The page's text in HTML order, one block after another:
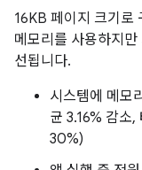
16KB 페이지 크기로
메모리를 사용하지
선됩니다.
시스템에 메모
균 3.16% 감소
30%)